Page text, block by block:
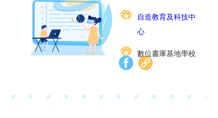
自造教育及科技中
心
數位書庫基地學校